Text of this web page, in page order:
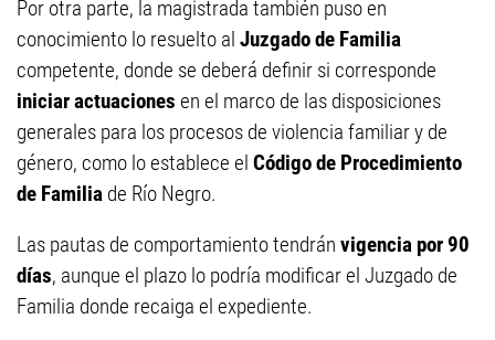
Por otra parte, la magistrada también puso en
conocimiento lo resuelto al Juzgado de Familia
competente, donde se deberá definir si corresponde
iniciar actuaciones en el marco de las disposiciones
generales para los procesos de violencia familiar y de
género, como lo establece el Código de Procedimiento
de Familia de Río Negro.
Las pautas de comportamiento tendrán vigencia por 90
días, aunque el plazo lo podría modificar el Juzgado de
Familia donde recaiga el expediente.